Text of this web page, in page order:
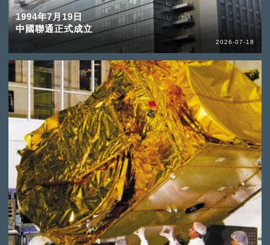
1994年7月19日
中國聯通正式成立
2026-07-18